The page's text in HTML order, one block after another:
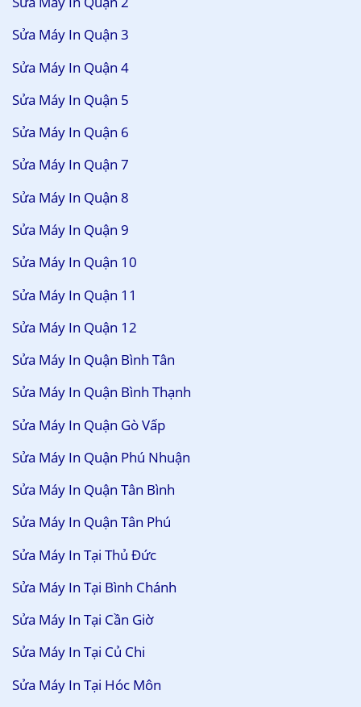
Sửa Máy In Quận 3
Sửa Máy In Quận 4
Sửa Máy In Quận 5
Sửa Máy In Quận 6
Sửa Máy In Quận 7
Sửa Máy In Quận 8
Sửa Máy In Quận 9
Sửa Máy In Quận 10
Sửa Máy In Quận 11
Sửa Máy In Quận 12
Sửa Máy In Quận Bình Tân
Sửa Máy In Quận Bình Thạnh
Sửa Máy In Quận Gò Vấp
Sửa Máy In Quận Phú Nhuận
Sửa Máy In Quận Tân Bình
Sửa Máy In Quận Tân Phú
Sửa Máy In Tại Thủ Đức
Sửa Máy In Tại Bình Chánh
Sửa Máy In Tại Cần Giờ
Sửa Máy In Tại Củ Chi
Sửa Máy In Tại Hóc Môn